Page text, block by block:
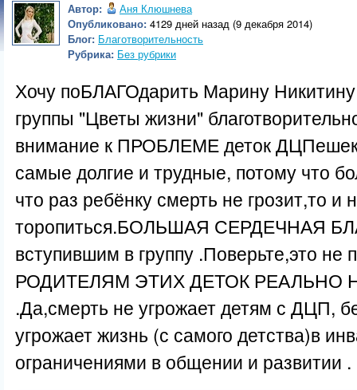
Автор:
Аня Клюшнева
Опубликовано: 4129 дней назад (9 декабря 2014)
Блог: Благотворительность
Рубрика: Без рубрики
Хочу поБЛАГОдарить Марину
группы "Цветы жизни"
внимание к ПРОБЛЕМЕ деток
самые долгие и трудные, потому что
что раз ребёнку смерть не грозит,то и
торопиться.БОЛЬШАЯ СЕРДЕЧНАЯ
вступившим в группу .Поверьте,это
РОДИТЕЛЯМ ЭТИХ ДЕТОК РЕАЛЬНО
.Да,смерть не угрожает детям с ДЦП,
угрожает жизнь (с самого детства)в
ограничениями в общении и развитии .